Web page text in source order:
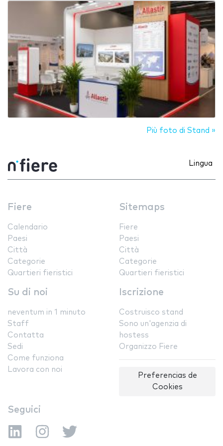
Più foto di Stand »
Lingua
Fiere
Calendario
Paesi
Città
Categorie
Quartieri fieristici
Sitemaps
Fiere
Paesi
Città
Categorie
Quartieri fieristici
Su di noi
neventum in 1 minuto
Staff
Contatta
Sedi
Come funziona
Lavora con noi
Iscrizione
Costruisco stand
Sono un'agenzia di
hostess
Organizzo Fiere
Preferencias de
Cookies
Seguici